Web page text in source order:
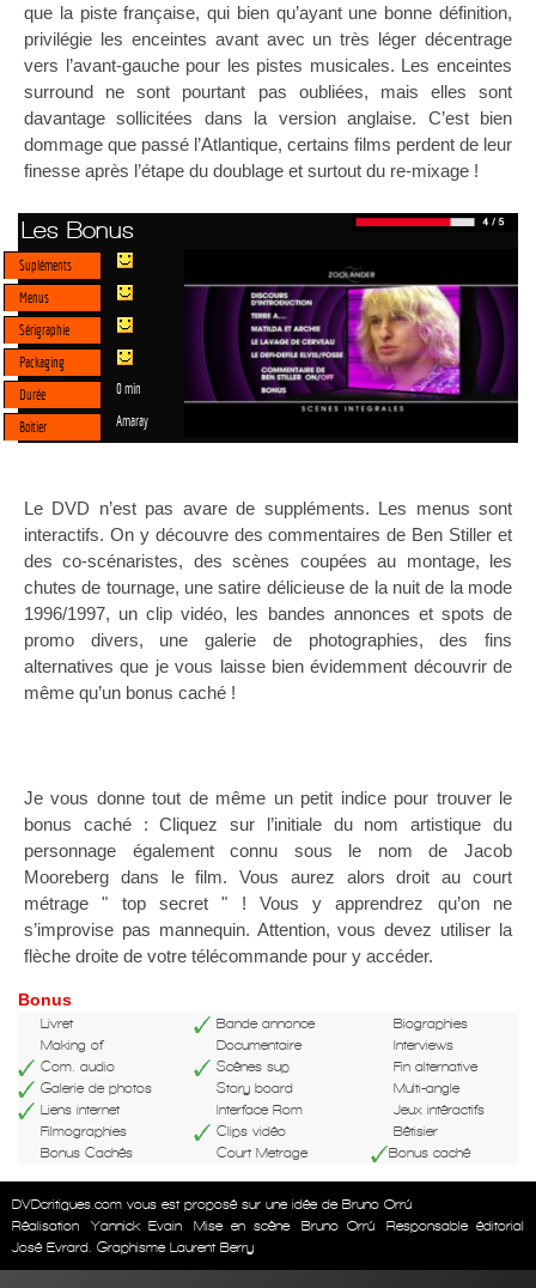
que la piste française, qui bien qu’ayant une bonne définition,
privilégie les enceintes avant avec un très léger décentrage
vers l’avant-gauche pour les pistes musicales. Les enceintes
surround ne sont pourtant pas oubliées, mais elles sont
davantage sollicitées dans la version anglaise. C’est bien
dommage que passé l’Atlantique, certains films perdent de leur
finesse après l’étape du doublage et surtout du re-mixage !
Les Bonus
Supléments
Menus
Sérigraphie
Packaging
Durée
0 min
Boitier Amaray
Le DVD n’est pas avare de suppléments. Les menus sont
interactifs. On y découvre des commentaires de Ben Stiller et
des co-scénaristes, des scènes coupées au montage, les
chutes de tournage, une satire délicieuse de la nuit de la mode
1996/1997, un clip vidéo, les bandes annonces et spots de
promo divers, une galerie de photographies, des fins
alternatives que je vous laisse bien évidemment découvrir de
même qu’un bonus caché !
Je vous donne tout de même un petit indice pour trouver le
bonus caché : Cliquez sur l’initiale du nom artistique du
personnage également connu sous le nom de Jacob
Mooreberg dans le film. Vous aurez alors droit au court
métrage " top secret " ! Vous y apprendrez qu’on ne
s’improvise pas mannequin. Attention, vous devez utiliser la
flèche droite de votre télécommande pour y accéder.
Bonus
Livret Bande annonce
Biographies
Making of
Documentaire
Interviews
Com. audio
Scènes sup
Fin alternative
Galerie de photos
Story board
Multi-angle
Liens internet
Interface Rom
Jeux intéractifs
Filmographies
Clips vidéo
Bêtisier
Bonus Cachés
Court Metrage Bonus caché
DVDcritiques.com vous est proposé sur une idée de Bruno Orrú
Réalisation
Yannick Evain Mise en scène Bruno Orrú
Responsable éditorial
José Evrard. Graphisme Laurent Berry